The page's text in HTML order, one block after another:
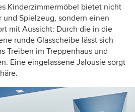
Kinderzimmermöbel bietet nicht
und Spielzeug, sondern einen
mit Aussicht: Durch die in die
runde Glasscheibe lässt sich
Treiben im Treppenhaus und
Eine eingelassene Jalousie sorgt